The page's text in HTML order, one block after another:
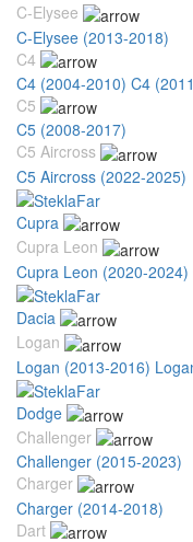
C-Elysee
C-Elysee (2013-2018)
C4
C4 (2004-2010) C4
C5
C5 (2008-2017)
C5 Aircross
C5 Aircross (2022-2025)
Cupra
Cupra Leon
Cupra Leon (2020-2024)
Dacia
Logan
Logan (2013-2016)
Dodge
Challenger
Challenger (2015-2023)
Charger
Charger (2014-2018)
Dart